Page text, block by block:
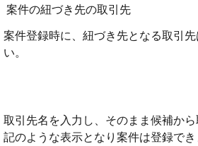
案件の紐づき先の取引先
案件登録時に、紐づき先となる取引
い。
取引先名を入力し、そのまま候補か
記のような表示となり案件は登録でき